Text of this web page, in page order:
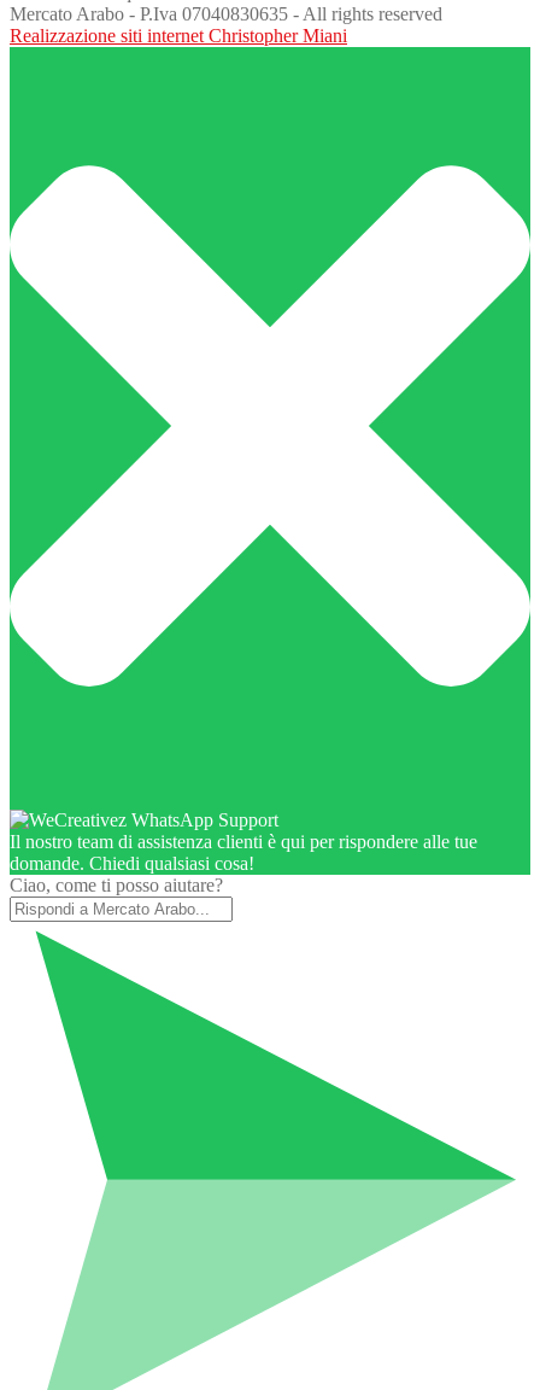
Mercato Arabo - P.Iva 07040830635 - All rights reserved
Realizzazione siti internet Christopher Miani
Il nostro team di assistenza clienti è qui per rispondere alle tue
domande. Chiedi qualsiasi cosa!
Ciao, come ti posso aiutare?